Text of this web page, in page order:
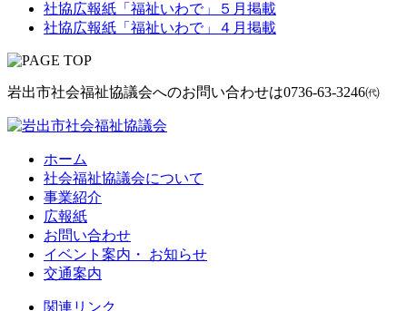
社協広報紙「福祉いわで」５月掲載
社協広報紙「福祉いわで」４月掲載
岩出市社会福祉協議会へのお問い合わせは0736-63-3246㈹
ホーム
社会福祉協議会について
事業紹介
広報紙
お問い合わせ
イベント案内・ お知らせ
交通案内
関連リンク